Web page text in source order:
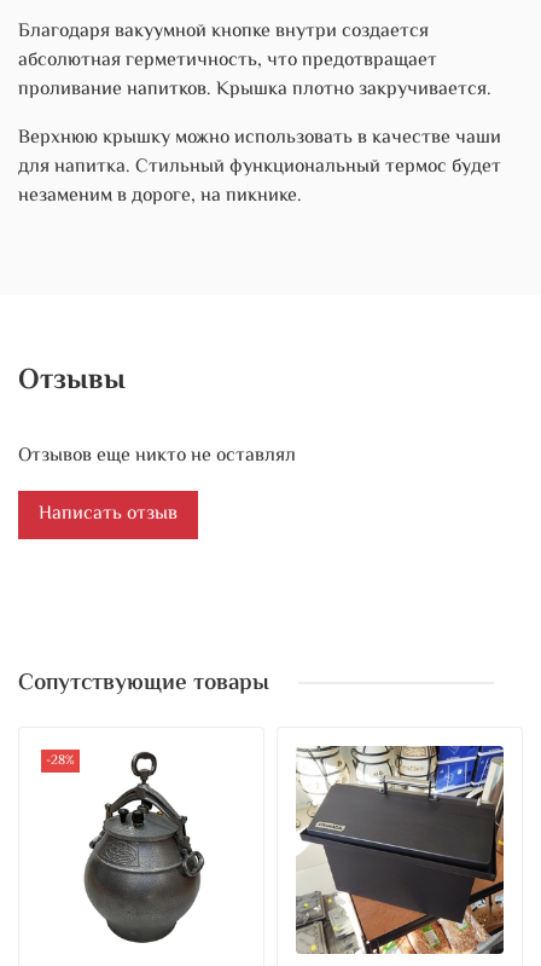
Благодаря вакуумной кнопке внутри создается
абсолютная герметичность, что предотвращает
проливание напитков. Крышка плотно закручивается.
Верхнюю крышку можно использовать в качестве чаши
для напитка. Стильный функциональный термос будет
незаменим в дороге, на пикнике.
Отзывы
Отзывов еще никто не оставлял
Написать отзыв
Сопутствующие товары
-28%